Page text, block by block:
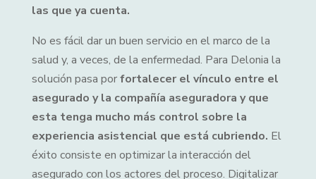
las que ya cuenta.
No es fácil dar un buen servicio en el marco de la
salud y, a veces, de la enfermedad. Para Delonia la
solución pasa porfortalecer el vínculo entre el
asegurado y la compañía aseguradora y que
esta tenga mucho más control sobre la
experiencia asistencial que está cubriendo. El
éxito consiste en optimizar la interacción del
asegurado con los actores del proceso. Digitalizar